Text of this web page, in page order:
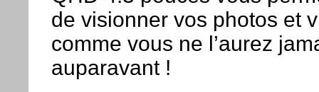
de visionner vos photos et
comme vous ne l’aurez
auparavant !